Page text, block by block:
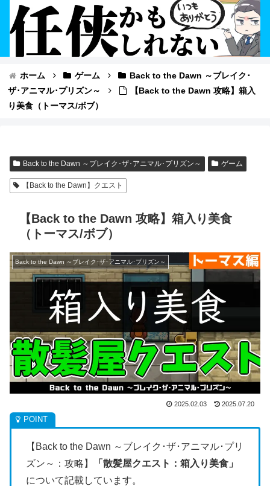
ホーム ゲーム
Back to the Dawn ～ブレイク･
ザ･アニマル･プリズン～
【Back to the Dawn 攻略】箱入
り美食（トーマス/ボブ）
Back to the Dawn ～ブレイク･ザ･アニマル･プリズン～ ゲーム
【Back to the Dawn】クエスト
【Back to the Dawn 攻略】箱入り美食
（トーマス/ボブ）
Back to the Dawn ～ブレイク･ザ･アニマル･プリズン～
2025.02.03 2025.07.20
【Back to the Dawn ～ブレイク･ザ･アニマル･プリ
ズン～：攻略】
「散髪屋クエスト：箱入り美食」
について記載しています。